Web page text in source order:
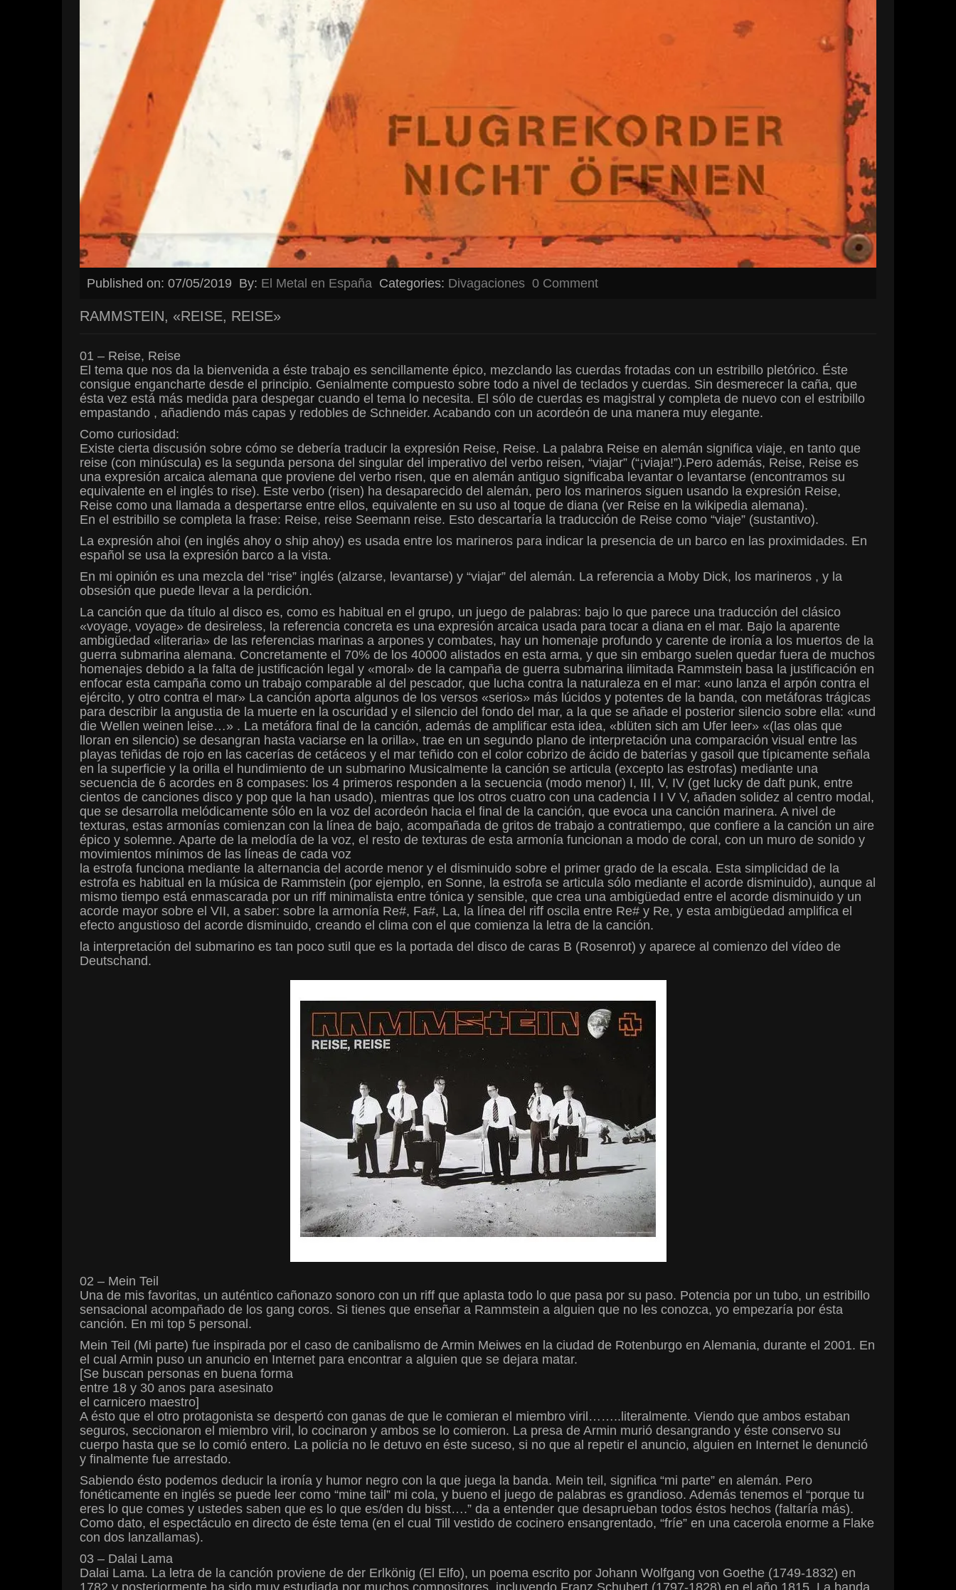
Published on: 07/05/2019 By: El Metal en España Categories: Divagaciones 0 Comment
RAMMSTEIN, «REISE, REISE»
01 – Reise, Reise
El tema que nos da la bienvenida a éste trabajo es sencillamente épico, mezclando las cuerdas frotadas con un estribillo pletórico. Éste
consigue engancharte desde el principio. Genialmente compuesto sobre todo a nivel de teclados y cuerdas. Sin desmerecer la caña, que
ésta vez está más medida para despegar cuando el tema lo necesita. El sólo de cuerdas es magistral y completa de nuevo con el estribillo
empastando , añadiendo más capas y redobles de Schneider. Acabando con un acordeón de una manera muy elegante.
Como curiosidad:
Existe cierta discusión sobre cómo se debería traducir la expresión Reise, Reise. La palabra Reise en alemán significa viaje, en tanto que
reise (con minúscula) es la segunda persona del singular del imperativo del verbo reisen, “viajar” (“¡viaja!”).Pero además, Reise, Reise es
una expresión arcaica alemana que proviene del verbo risen, que en alemán antiguo significaba levantar o levantarse (encontramos su
equivalente en el inglés to rise). Este verbo (risen) ha desaparecido del alemán, pero los marineros siguen usando la expresión Reise,
Reise como una llamada a despertarse entre ellos, equivalente en su uso al toque de diana (ver Reise en la wikipedia alemana).
En el estribillo se completa la frase: Reise, reise Seemann reise. Esto descartaría la traducción de Reise como “viaje” (sustantivo).
La expresión ahoi (en inglés ahoy o ship ahoy) es usada entre los marineros para indicar la presencia de un barco en las proximidades. En
español se usa la expresión barco a la vista.
En mi opinión es una mezcla del “rise” inglés (alzarse, levantarse) y “viajar” del alemán. La referencia a Moby Dick, los marineros , y la
obsesión que puede llevar a la perdición.
La canción que da título al disco es, como es habitual en el grupo, un juego de palabras: bajo lo que parece una traducción del clásico
«voyage, voyage» de desireless, la referencia concreta es una expresión arcaica usada para tocar a diana en el mar. Bajo la aparente
ambigüedad «literaria» de las referencias marinas a arpones y combates, hay un homenaje profundo y carente de ironía a los muertos de la
guerra submarina alemana. Concretamente el 70% de los 40000 alistados en esta arma, y que sin embargo suelen quedar fuera de muchos
homenajes debido a la falta de justificación legal y «moral» de la campaña de guerra submarina ilimitada Rammstein basa la justificación en
enfocar esta campaña como un trabajo comparable al del pescador, que lucha contra la naturaleza en el mar: «uno lanza el arpón contra el
ejército, y otro contra el mar» La canción aporta algunos de los versos «serios» más lúcidos y potentes de la banda, con metáforas trágicas
para describir la angustia de la muerte en la oscuridad y el silencio del fondo del mar, a la que se añade el posterior silencio sobre ella: «und
die Wellen weinen leise…» . La metáfora final de la canción, además de amplificar esta idea, «blüten sich am Ufer leer» «(las olas que
lloran en silencio) se desangran hasta vaciarse en la orilla», trae en un segundo plano de interpretación una comparación visual entre las
playas teñidas de rojo en las cacerías de cetáceos y el mar teñido con el color cobrizo de ácido de baterías y gasoil que típicamente señala
en la superficie y la orilla el hundimiento de un submarino Musicalmente la canción se articula (excepto las estrofas) mediante una
secuencia de 6 acordes en 8 compases: los 4 primeros responden a la secuencia (modo menor) I, III, V, IV (get lucky de daft punk, entre
cientos de canciones disco y pop que la han usado), mientras que los otros cuatro con una cadencia I I V V, añaden solidez al centro modal,
que se desarrolla melódicamente sólo en la voz del acordeón hacia el final de la canción, que evoca una canción marinera. A nivel de
texturas, estas armonías comienzan con la línea de bajo, acompañada de gritos de trabajo a contratiempo, que confiere a la canción un aire
épico y solemne. Aparte de la melodía de la voz, el resto de texturas de esta armonía funcionan a modo de coral, con un muro de sonido y
movimientos mínimos de las líneas de cada voz
la estrofa funciona mediante la alternancia del acorde menor y el disminuido sobre el primer grado de la escala. Esta simplicidad de la
estrofa es habitual en la música de Rammstein (por ejemplo, en Sonne, la estrofa se articula sólo mediante el acorde disminuido), aunque al
mismo tiempo está enmascarada por un riff minimalista entre tónica y sensible, que crea una ambigüedad entre el acorde disminuido y un
acorde mayor sobre el VII, a saber: sobre la armonía Re#, Fa#, La, la línea del riff oscila entre Re# y Re, y esta ambigüedad amplifica el
efecto angustioso del acorde disminuido, creando el clima con el que comienza la letra de la canción.
la interpretación del submarino es tan poco sutil que es la portada del disco de caras B (Rosenrot) y aparece al comienzo del vídeo de
Deutschand.
02 – Mein Teil
Una de mis favoritas, un auténtico cañonazo sonoro con un riff que aplasta todo lo que pasa por su paso. Potencia por un tubo, un estribillo
sensacional acompañado de los gang coros. Si tienes que enseñar a Rammstein a alguien que no les conozca, yo empezaría por ésta
canción. En mi top 5 personal.
Mein Teil (Mi parte) fue inspirada por el caso de canibalismo de Armin Meiwes en la ciudad de Rotenburgo en Alemania, durante el 2001. En
el cual Armin puso un anuncio en Internet para encontrar a alguien que se dejara matar.
[Se buscan personas en buena forma
entre 18 y 30 anos para asesinato
el carnicero maestro]
A ésto que el otro protagonista se despertó con ganas de que le comieran el miembro viril……..literalmente. Viendo que ambos estaban
seguros, seccionaron el miembro viril, lo cocinaron y ambos se lo comieron. La presa de Armin murió desangrando y éste conservo su
cuerpo hasta que se lo comió entero. La policía no le detuvo en éste suceso, si no que al repetir el anuncio, alguien en Internet le denunció
y finalmente fue arrestado.
Sabiendo ésto podemos deducir la ironía y humor negro con la que juega la banda. Mein teil, significa “mi parte” en alemán. Pero
fonéticamente en inglés se puede leer como “mine tail” mi cola, y bueno el juego de palabras es grandioso. Además tenemos el “porque tu
eres lo que comes y ustedes saben que es lo que es/den du bisst….” da a entender que desaprueban todos éstos hechos (faltaría más).
Como dato, el espectáculo en directo de éste tema (en el cual Till vestido de cocinero ensangrentado, “fríe” en una cacerola enorme a Flake
con dos lanzallamas).
03 – Dalai Lama
Dalai Lama. La letra de la canción proviene de der Erlkönig (El Elfo), un poema escrito por Johann Wolfgang von Goethe (1749-1832) en
1782 y posteriormente ha sido muy estudiada por muchos compositores, incluyendo Franz Schubert (1797-1828) en el año 1815. La banda